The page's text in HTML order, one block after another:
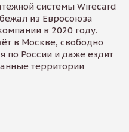
системы Wirecard
из Евросоюза
в 2020 году.
в Москве, свободно
по России и даже ездит
территории